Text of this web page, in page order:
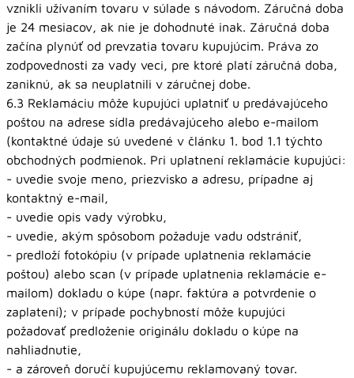
vznikli užívaním tovaru v súlade s návodom. Záručná doba
je 24 mesiacov, ak nie je dohodnuté inak. Záručná doba
začína plynúť od prevzatia tovaru kupujúcim. Práva zo
zodpovednosti za vady veci, pre ktoré platí záručná doba,
zaniknú, ak sa neuplatnili v záručnej dobe.
6.3 Reklamáciu môže kupujúci uplatniť u predávajúceho
poštou na adrese sídla predávajúceho alebo e-mailom
(kontaktné údaje sú uvedené v článku 1. bod 1.1 týchto
obchodných podmienok. Pri uplatnení reklamácie kupujúci:
- uvedie svoje meno, priezvisko a adresu, prípadne aj
kontaktný e-mail,
- uvedie opis vady výrobku,
- uvedie, akým spôsobom požaduje vadu odstrániť,
- predloží fotokópiu (v prípade uplatnenia reklamácie
poštou) alebo scan (v prípade uplatnenia reklamácie e-
mailom) dokladu o kúpe (napr. faktúra a potvrdenie o
zaplatení); v prípade pochybností môže kupujúci
požadovať predloženie originálu dokladu o kúpe na
nahliadnutie,
- a zároveň doručí kupujúcemu reklamovaný tovar.